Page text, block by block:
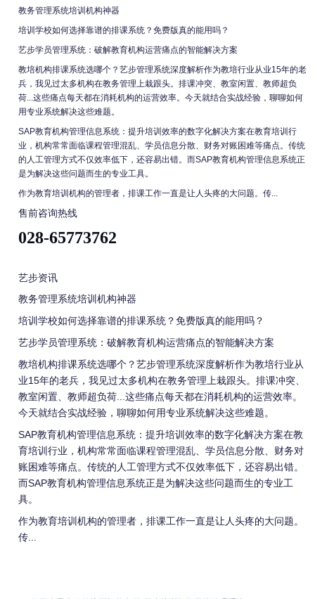
教务管理系统培训机构神器
培训学校如何选择靠谱的排课系统？免费版真的能用吗？
艺步学员管理系统：破解教育机构运营痛点的智能解决方案
教培机构排课系统选哪个？艺步管理系统深度解析作为教培行业从业15年的老
兵，我见过太多机构在教务管理上栽跟头。排课冲突、教室闲置、教师超负
荷...这些痛点每天都在消耗机构的运营效率。今天就结合实战经验，聊聊如何
用专业系统解决这些难题。
SAP教育机构管理信息系统：提升培训效率的数字化解决方案在教育培训行
业，机构常常面临课程管理混乱、学员信息分散、财务对账困难等痛点。传统
的人工管理方式不仅效率低下，还容易出错。而SAP教育机构管理信息系统正
是为解决这些问题而生的专业工具。
作为教育培训机构的管理者，排课工作一直是让人头疼的大问题。传...
售前咨询热线
028-65773762
艺步资讯
教务管理系统培训机构神器
培训学校如何选择靠谱的排课系统？免费版真的能用吗？
艺步学员管理系统：破解教育机构运营痛点的智能解决方案
教培机构排课系统选哪个？艺步管理系统深度解析作为教培行业从
业15年的老兵，我见过太多机构在教务管理上栽跟头。排课冲突、
教室闲置、教师超负荷...这些痛点每天都在消耗机构的运营效率。
今天就结合实战经验，聊聊如何用专业系统解决这些难题。
SAP教育机构管理信息系统：提升培训效率的数字化解决方案在教
育培训行业，机构常常面临课程管理混乱、学员信息分散、财务对
账困难等痛点。传统的人工管理方式不仅效率低下，还容易出错。
而SAP教育机构管理信息系统正是为解决这些问题而生的专业工
具。
作为教育培训机构的管理者，排课工作一直是让人头疼的大问题。
传...